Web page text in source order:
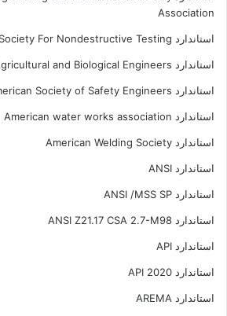
Association
استاندارد American Society For Nondestructive Testing
استاندارد American Society of Agricultural and Biological Engineers
استاندارد American Society of Safety Engineers
استاندارد American water works association
استاندارد American Welding Society
استاندارد ANSI
استاندارد ANSI /MSS SP
استاندارد ANSI Z21.17 CSA 2.7-M98
استاندارد API
استاندارد API 2020
استاندارد AREMA